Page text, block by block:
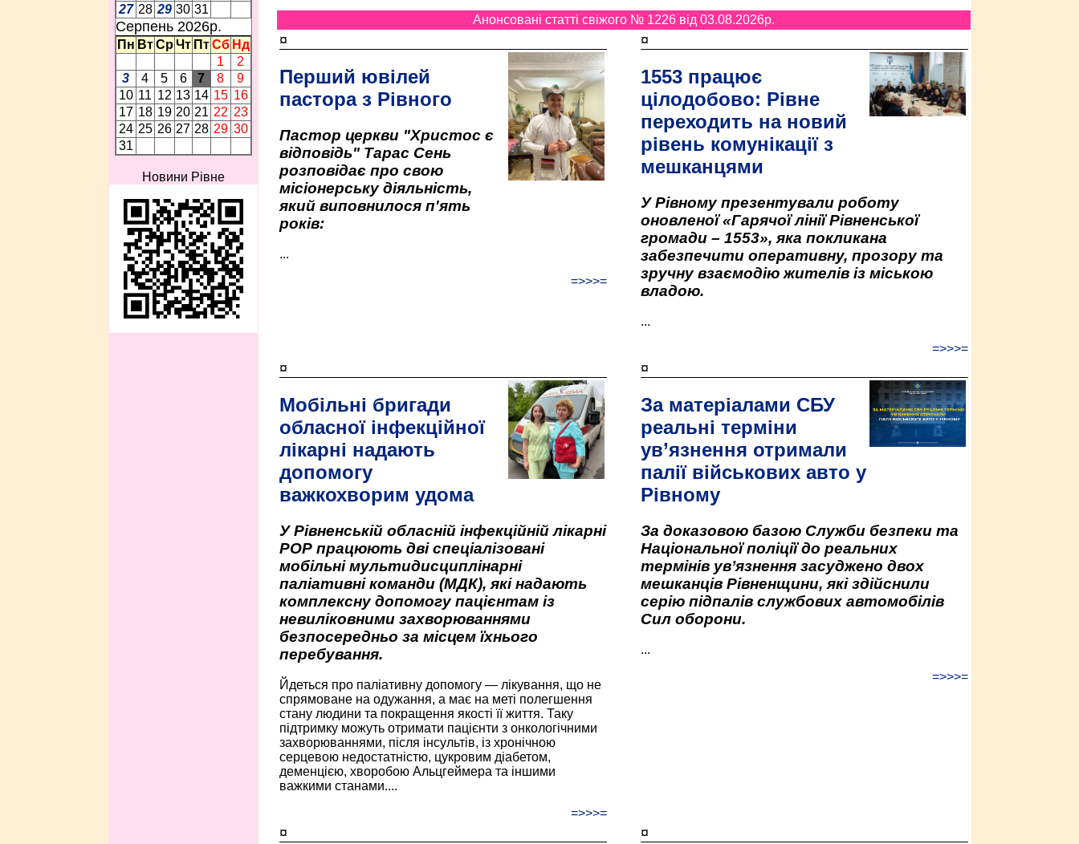
27 28 29 30 31
Серпень 2026p.
Пн Вт Ср Чт Пт Сб Нд
1
2
3
4 5 6 7 8
9
10 11 12 13 14 15 16
17 18 19 20 21 22 23
24 25 26 27 28 29 30
31
Новини Рівне
Анонсовані статті свіжого № 1226 від 03.08.2026p.
¤
Перший ювілей
пастора з Рівного
Пастор церкви "Христос є
відповідь" Тарас Сень
розповідає про свою
місіонерську діяльність,
який виповнилося п'ять
років:
...
=>>>=
¤
1553 працює
цілодобово: Рівне
переходить на новий
рівень комунікації з
мешканцями
У Рівному презентували роботу
оновленої «Гарячої лінії Рівненської
громади – 1553», яка покликана
забезпечити оперативну, прозору та
зручну взаємодію жителів із міською
владою.
...
=>>>=
¤
Мобільні бригади
обласної інфекційної
лікарні надають
допомогу
важкохворим удома
У Рівненській обласній інфекційній лікарні
РОР працюють дві спеціалізовані
мобільні мультидисциплінарні
паліативні команди (МДК), які надають
комплексну допомогу пацієнтам із
невиліковними захворюваннями
безпосередньо за місцем їхнього
перебування.
Йдеться про паліативну допомогу — лікування, що не
спрямоване на одужання, а має на меті полегшення
стану людини та покращення якості її життя. Таку
підтримку можуть отримати пацієнти з онкологічними
захворюваннями, після інсультів, із хронічною
серцевою недостатністю, цукровим діабетом,
деменцією, хворобою Альцгеймера та іншими
важкими станами....
=>>>=
¤
За матеріалами СБУ
реальні терміни
ув’язнення отримали
палії військових авто у
Рівному
За доказовою базою Служби безпеки та
Національної поліції до реальних
термінів ув’язнення засуджено двох
мешканців Рівненщини, які здійснили
серію підпалів службових автомобілів
Сил оборони.
...
=>>>=
¤ ¤